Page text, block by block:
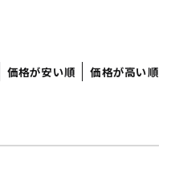
価格が安い順 価格が高い順